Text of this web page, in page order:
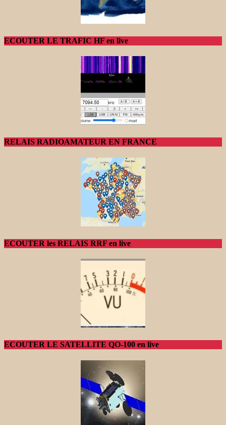
ECOUTER LE TRAFIC HF en live
RELAIS RADIOAMATEUR EN FRANCE
ECOUTER les RELAIS RRF en live
ECOUTER LE SATELLITE QO-100 en live